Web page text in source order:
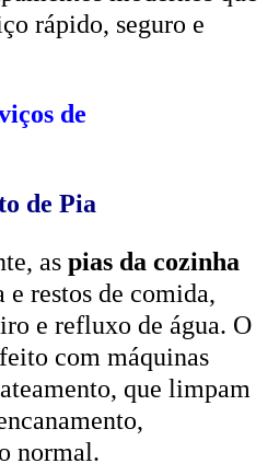
rápido, seguro e
de
de Pia
as pias da cozinha
restos de comida,
e refluxo de água. O
com máquinas
que limpam
normal.